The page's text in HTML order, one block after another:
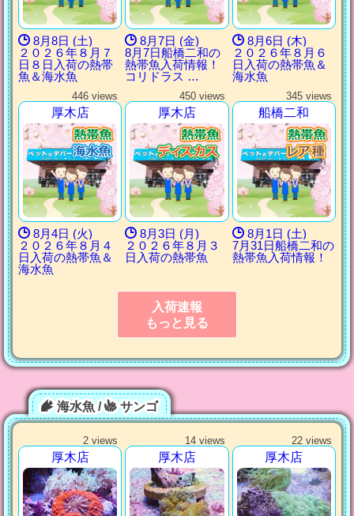
8月8日 (土)
２０２６年８月７
日８日入荷の熱帯
魚＆海水魚
8月7日 (金)
8月7日船橋二和の
熱帯魚入荷情報！
コリドラス …
8月6日 (木)
２０２６年８月６
日入荷の熱帯魚＆
海水魚
446 views
厚木店
8月4日 (火)
２０２６年８月４
日入荷の熱帯魚＆
海水魚
450 views
厚木店
8月3日 (月)
２０２６年８月３
日入荷の熱帯魚
345 views
船橋二和
8月1日 (土)
7月31日船橋二和の
熱帯魚入荷情報！
入荷速報
もっと見る
海水魚 / サンゴ
2 views
厚木店
14 views
厚木店
22 views
厚木店